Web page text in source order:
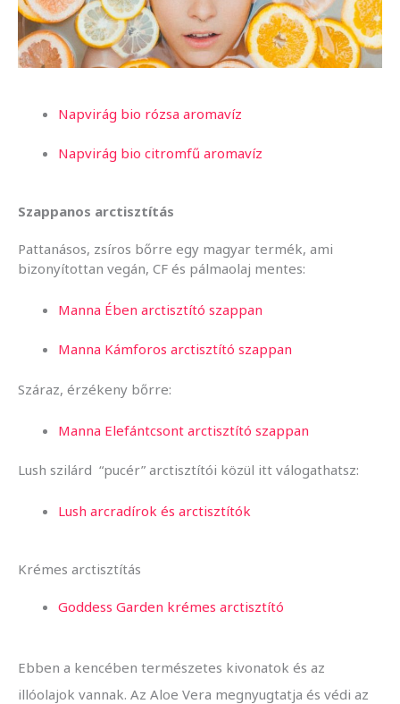
Napvirág bio rózsa aromavíz
Napvirág bio citromfű aromavíz
Szappanos arctisztítás
Pattanásos, zsíros bőrre egy magyar termék, ami
bizonyítottan vegán, CF és pálmaolaj mentes:
Manna Ében arctisztító szappan
Manna Kámforos arctisztító szappan
Száraz, érzékeny bőrre:
Manna Elefántcsont arctisztító szappan
Lush szilárd “pucér” arctisztítói közül itt válogathatsz:
Lush arcradírok és arctisztítók
Krémes arctisztítás
Goddess Garden krémes arctisztító
Ebben a kencében természetes kivonatok és az
illóolajok vannak. Az Aloe Vera megnyugtatja és védi az